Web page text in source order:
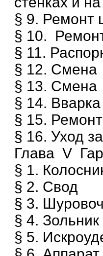
§ 9. Ремонт
§ 10.
§ 11.
§ 12. Смена
§ 13. Смена
§ 14.
§ 15.
§ 16. Уход
Глава V
§ 1.
§ 2. Свод
§ 3.
§ 4. Зольник
§ 5.